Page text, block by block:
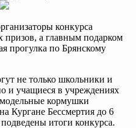
конкурса
а главным подарком
прогулка по Брянскому
не только школьники и
и учащиеся в учреждениях
кормушки
Кургане Бессмертия до 6
итоги конкурса.